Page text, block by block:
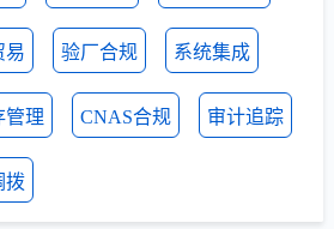
易 验厂合规 系统集成
管理 CNAS合规 审计追踪
拨